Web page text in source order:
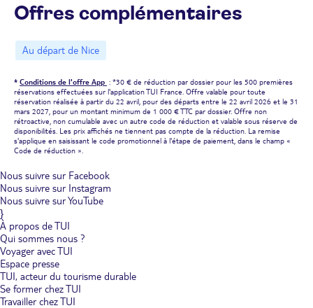
Offres complémentaires
Au départ de Nice
* Conditions de l'offre App : *30 € de réduction par dossier pour les 500 premières
réservations effectuées sur l'application TUI France. Offre valable pour toute
réservation réalisée à partir du 22 avril, pour des départs entre le 22 avril 2026 et le 31
mars 2027, pour un montant minimum de 1 000 € TTC par dossier. Offre non
rétroactive, non cumulable avec un autre code de réduction et valable sous réserve de
disponibilités. Les prix affichés ne tiennent pas compte de la réduction. La remise
s'applique en saisissant le code promotionnel à l'étape de paiement, dans le champ «
Code de réduction ».
Nous suivre sur Facebook
Nous suivre sur Instagram
Nous suivre sur YouTube
}
À propos de TUI
Qui sommes nous ?
Voyager avec TUI
Espace presse
TUI, acteur du tourisme durable
Se former chez TUI
Travailler chez TUI